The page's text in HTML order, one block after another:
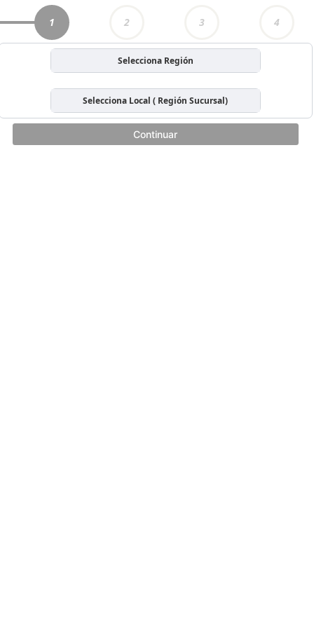
1 2 3 4
Selecciona Región
Selecciona Local ( Región Sucursal)
Continuar